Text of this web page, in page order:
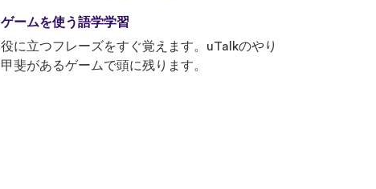
ゲームを使う語学学習
役に立つフレーズをすぐ覚えます。uTalkのやり
甲斐があるゲームで頭に残ります。